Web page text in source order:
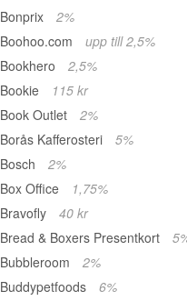
Bonprix
2%
Boohoo.com
upp till 2,5%
Bookhero
2,5%
Bookie
115 kr
Book Outlet
2%
Borås Kafferosteri
5%
Bosch
2%
Box Office
1,75%
Bravofly
40 kr
Bread & Boxers Presentkort
Bubbleroom
2%
Buddypetfoods
6%